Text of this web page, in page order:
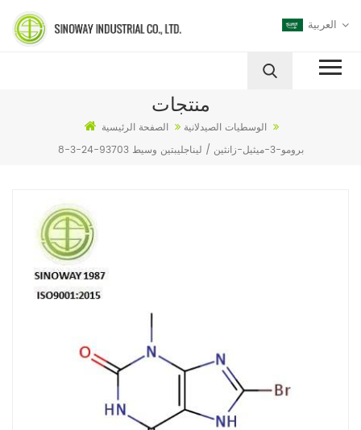
العربية
منتجات
الصفحة الرئيسية
الوسطيات الصيدلانية
8-برومو-3-ميثيل-زانثين / ليناجليبتين وسيط 93703-24-3